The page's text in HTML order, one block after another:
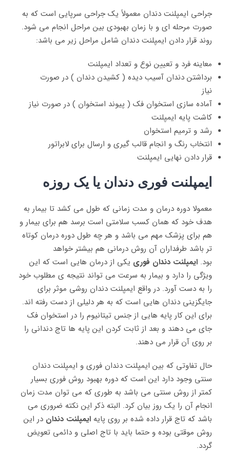
جراحی ایمپلنت دندان معمولاً یک جراحی سرپایی است که به
صورت مرحله ای و با زمان بهبودی بین مراحل انجام می شود.
روند قرار دادن ایمپلنت دندان شامل مراحل زیر می باشد:
معاینه فرد و تعیین نوع و تعداد ایمپلنت
برداشتن دندان آسیب دیده ( کشیدن دندان ) در صورت
نیاز
آماده سازی استخوان فک ( پیوند استخوان ) در صورت نیاز
کاشت پایه ایمپلنت
رشد و ترمیم استخوان
انتخاب رنگ و انجام قالب گیری و ارسال برای لابراتور
قرار دادن نهایی ایمپلنت
ایمپلنت فوری دندان یا یک روزه
معمولا دوره درمان و مدت زمانی که طول می کشد تا بیمار به
هدف خود که همان کسب سلامتی است برسد هم برای بیمار و
هم برای پزشک مهم می باشد و هر چه طول دوره درمان کوتاه
تر باشد طرفداران آن روش درمانی هم بیشتر خواهد
بود. ایمپلنت دندان فوری یکی از درمان هایی است که این
ویژگی را دارد و بیمار به سرعت می تواند نتیجه ی مطلوب خود
را به دست آورد. در واقع ایمپلنت دندان روشی موثر برای
جایگزینی دندان هایی است که به هر دلیلی از دست رفته اند.
برای این کار پایه هایی از جنس تیتانیوم را در استخوان فک
جای می دهند و بعد از ثابت کردن این پایه ها تاج دندانی را
بر روی آن قرار می دهند.
حال تفاوتی که بین ایمپلنت دندان فوری و ایمپلنت دندان
سنتی وجود دارد این است که دوره بهبود روش فوری بسیار
کمتر از روش سنتی می باشد به طوری که می توان مدت زمان
انجام آن را یک روز بیان کرد. البته ذکر این نکته ضروری می
باشد که تاج قرار داده شده بر روی پایه ایمپلنت دندان در این
روش موقتی بوده و حتما باید با تاج اصلی و دائمی تعویض
گردد.